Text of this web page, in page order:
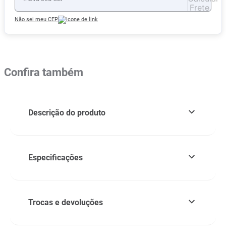
Não sei meu CEP
Confira também
Descrição do produto
Especificações
Trocas e devoluções